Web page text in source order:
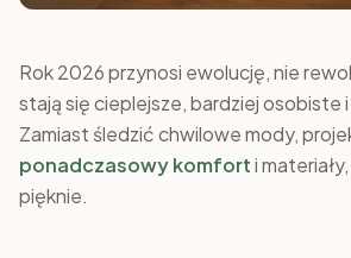
Rok 2026 przynosi ewolucję, nie
stają się cieplejsze, bardziej osobiste
Zamiast śledzić chwilowe mody,
ponadczasowy komforti
pięknie.